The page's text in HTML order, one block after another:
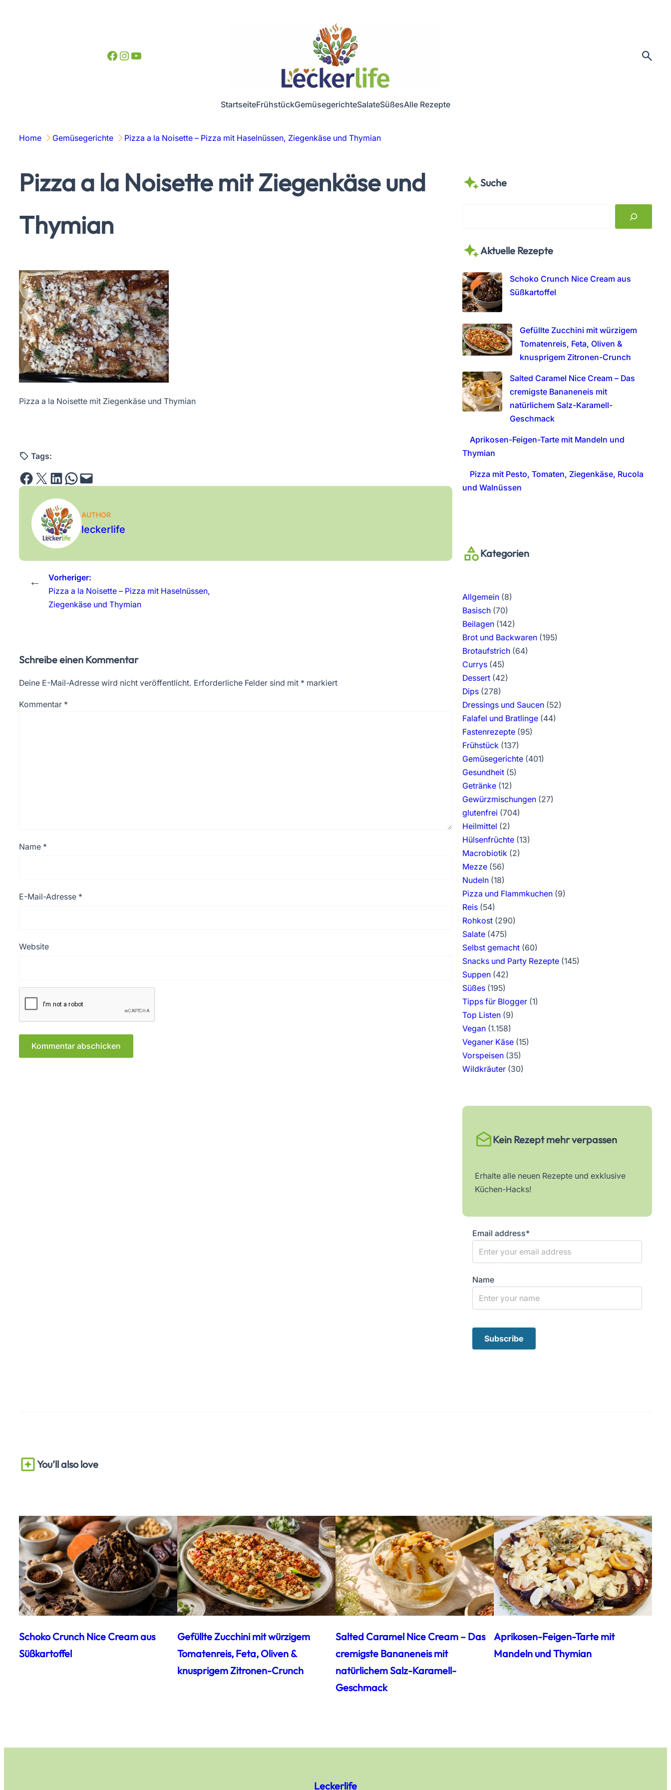
Facebook InstagramYouTube
StartseiteFrühstückGemüsegerichteSalateSüßesAlle Rezepte
Home Gemüsegerichte Pizza a la Noisette – Pizza mit Haselnüssen, Ziegenkäse und Thymian
Pizza a la Noisette mit Ziegenkäse und
Thymian
Pizza a la Noisette mit Ziegenkäse und Thymian
Tags:
Share on Facebook Email this Page Share on LinkedIn Share on WhatsApp Email this Page
AUTHOR
leckerlife
←
Vorheriger:
Pizza a la Noisette – Pizza mit Haselnüssen,
Ziegenkäse und Thymian
Schreibe einen Kommentar
Deine E-Mail-Adresse wird nicht veröffentlicht. Erforderliche Felder sind mit * markiert
Kommentar *
Name *
E-Mail-Adresse *
Website
Suche
r
h
Aktuelle Rezepte
Schoko Crunch Nice Cream aus
Süßkartoffel
Gefüllte Zucchini mit würzigem
Tomatenreis, Feta, Oliven &
knusprigem Zitronen-Crunch
Salted Caramel Nice Cream – Das
cremigste Bananeneis mit
natürlichem Salz-Karamell-
Geschmack
Aprikosen-Feigen-Tarte mit Mandeln und
Thymian
Pizza mit Pesto, Tomaten, Ziegenkäse, Rucola
und Walnüssen
Kategorien
Allgemein(8)
Basisch(70)
Beilagen(142)
Brot und Backwaren(195)
Brotaufstrich(64)
Currys(45)
Dessert(42)
Dips(278)
Dressings und Saucen(52)
Falafel und Bratlinge(44)
Fastenrezepte(95)
Frühstück (137)
Gemüsegerichte(401)
Gesundheit(5)
Getränke(12)
Gewürzmischungen(27)
glutenfrei (704)
Heilmittel (2)
Hülsenfrüchte(13)
Macrobiotik (2)
Mezze(56)
Nudeln(18)
Pizza und Flammkuchen(9)
Reis(54)
Rohkost(290)
Salate(475)
Selbst gemacht(60)
Snacks und Party Rezepte(145)
Suppen(42)
Süßes(195)
Tipps für Blogger(1)
Top Listen(9)
Vegan(1.158)
Veganer Käse(15)
Vorspeisen(35)
Wildkräuter(30)
Kein Rezept mehr verpassen
Erhalte alle neuen Rezepte und exklusive
Küchen-Hacks!
Email address*
Name
You’ll also love
Schoko Crunch Nice Cream aus
Süßkartoffel
Gefüllte Zucchini mit würzigem
Tomatenreis, Feta, Oliven &
knusprigem Zitronen-Crunch
Salted Caramel Nice Cream – Das
cremigste Bananeneis mit
natürlichem Salz-Karamell-
Geschmack
Aprikosen-Feigen-Tarte mit
Mandeln und Thymian
Leckerlife